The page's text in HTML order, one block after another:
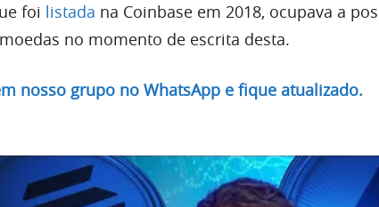
foi listada na Coinbase em 2018, ocupava a
no momento de escrita desta.
nosso grupo no WhatsApp e fique atualizado.